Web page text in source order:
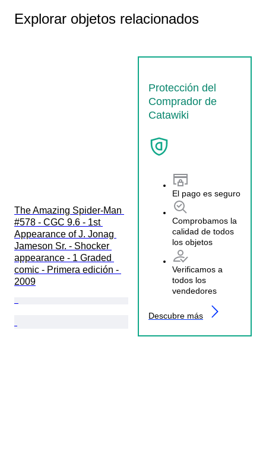
Explorar objetos relacionados
Protección del
Comprador de
Catawiki
El pago es seguro
Comprobamos la
calidad de todos
los objetos
Verificamos a
todos los
vendedores
Descubre más
The Amazing Spider-Man
#578 - CGC 9.6 - 1st
Appearance of J. Jonag
Jameson Sr. - Shocker
appearance - 1 Graded
comic - Primera edición -
2009